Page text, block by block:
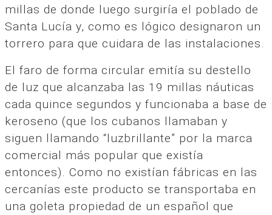
millas de donde luego surgiría el poblado de
Santa Lucía y, como es lógico designaron un
torrero para que cuidara de las instalaciones.
El faro de forma circular emitía su destello
de luz que alcanzaba las 19 millas náuticas
cada quince segundos y funcionaba a base de
keroseno (que los cubanos llamaban y
siguen llamando “luzbrillante” por la marca
comercial más popular que existía
entonces). Como no existían fábricas en las
cercanías este producto se transportaba en
una goleta propiedad de un español que